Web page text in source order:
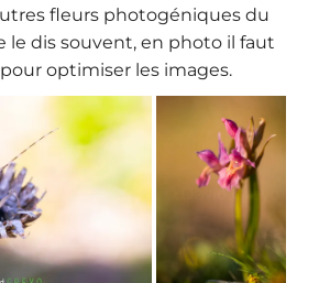
fleurs photogéniques du
le dis souvent, en photo il faut
pour optimiser les images.